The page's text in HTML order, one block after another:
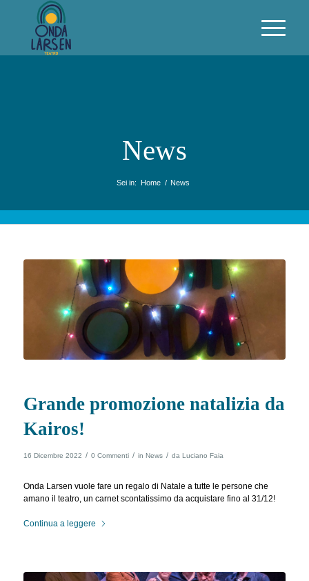
News
Sei in: Home / News
Grande promozione natalizia da
Kairos!
16 Dicembre 2022 / 0 Commenti / in News / da Luciano Faia
Onda Larsen vuole fare un regalo di Natale a tutte le persone che
amano il teatro, un carnet scontatissimo da acquistare fino al 31/12!
Continua a leggere